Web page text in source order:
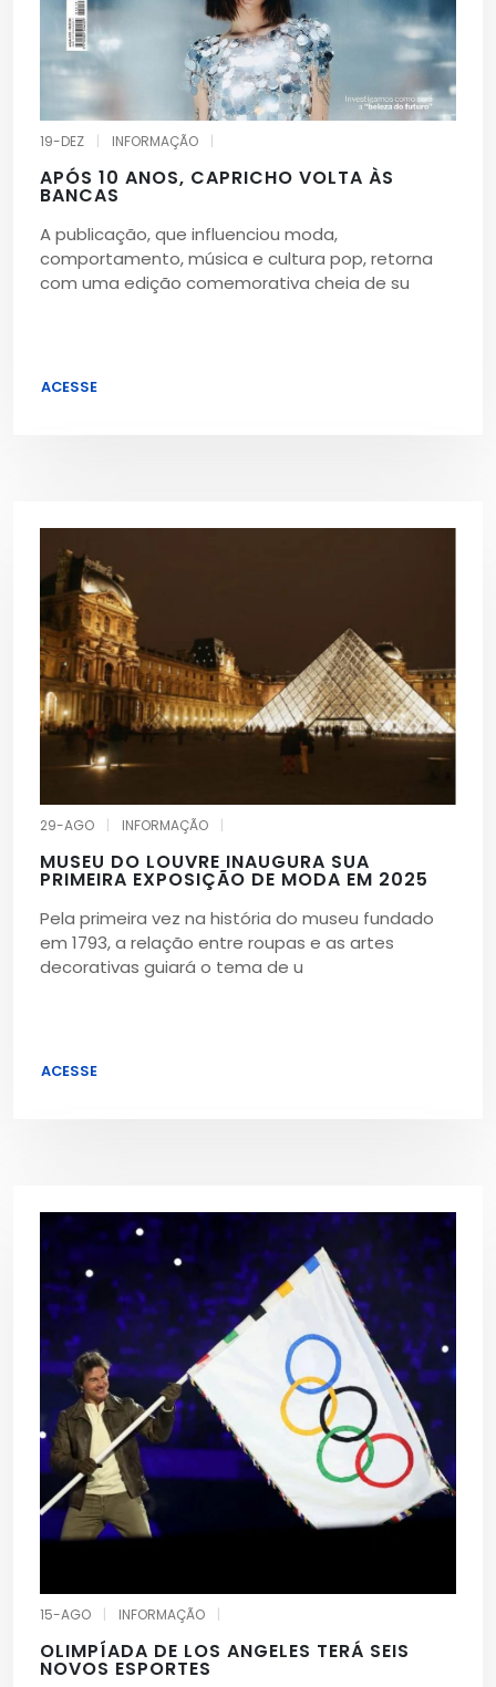
19-DEZ INFORMAÇÃO
APÓS 10 ANOS, CAPRICHO VOLTA ÀS
BANCAS
A publicação, que influenciou moda,
comportamento, música e cultura pop, retorna
com uma edição comemorativa cheia de su
ACESSE
29-AGO INFORMAÇÃO
MUSEU DO LOUVRE INAUGURA SUA
PRIMEIRA EXPOSIÇÃO DE MODA EM 2025
Pela primeira vez na história do museu fundado
em 1793, a relação entre roupas e as artes
decorativas guiará o tema de u
ACESSE
15-AGO INFORMAÇÃO
OLIMPÍADA DE LOS ANGELES TERÁ SEIS
NOVOS ESPORTES